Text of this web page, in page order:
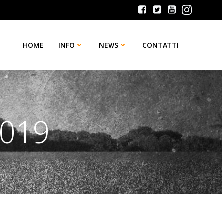
HOME INFO NEWS CONTATTI